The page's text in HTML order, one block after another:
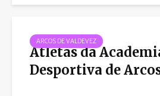
ARCOS DE VALDEVEZ
Atletas da
Desportiva de